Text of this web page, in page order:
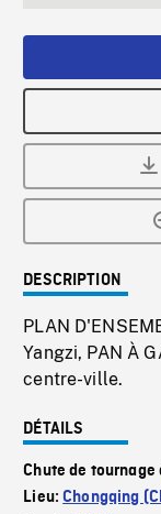
DESCRIPTION
PLAN
Yangzi, PAN À
centre-ville.
DÉTAILS
Chute de tournage
Lieu:Chongqing